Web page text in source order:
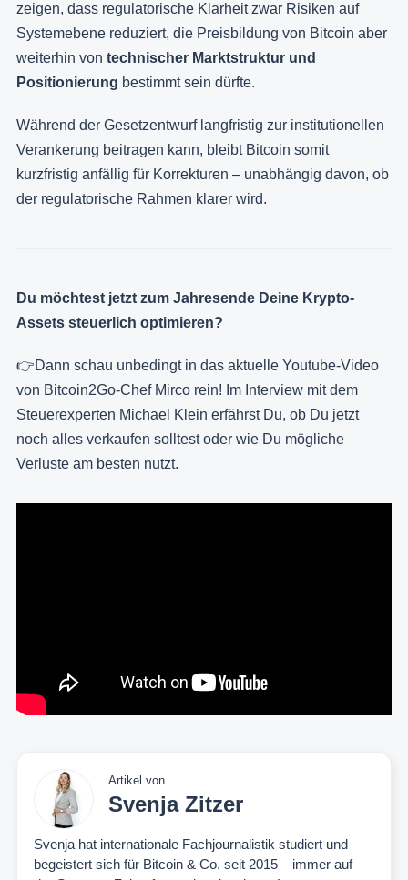
zeigen, dass regulatorische Klarheit zwar Risiken auf
Systemebene reduziert, die Preisbildung von Bitcoin aber
weiterhin von technischer Marktstruktur und
Positionierung bestimmt sein dürfte.
Während der Gesetzentwurf langfristig zur institutionellen
Verankerung beitragen kann, bleibt Bitcoin somit
kurzfristig anfällig für Korrekturen – unabhängig davon, ob
der regulatorische Rahmen klarer wird.
Du möchtest jetzt zum Jahresende Deine Krypto-
Assets steuerlich optimieren?
👉Dann schau unbedingt in das aktuelle Youtube-Video
von Bitcoin2Go-Chef Mirco rein! Im Interview mit dem
Steuerexperten Michael Klein erfährst Du, ob Du jetzt
noch alles verkaufen solltest oder wie Du mögliche
Verluste am besten nutzt.
Artikel von
Svenja Zitzer
Svenja hat internationale Fachjournalistik studiert und
begeistert sich für Bitcoin & Co. seit 2015 – immer auf